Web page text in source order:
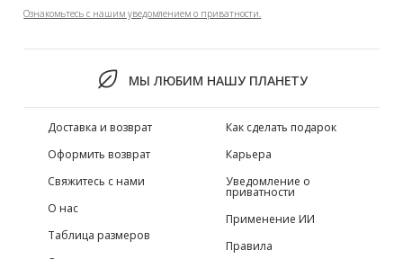
Ознакомьтесь с нашим уведомлением о приватности.
МЫ ЛЮБИМ НАШУ ПЛАНЕТУ
Доставка и возврат
Оформить возврат
Свяжитесь с нами
О нас
Таблица размеров
Как сделать подарок
Карьера
Уведомление о
приватности
Применение ИИ
Правила